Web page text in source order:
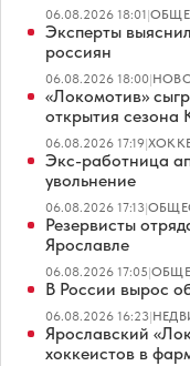
06.08.2026 18:01|
Эксперты
россиян
06.08.2026 18:00|
«Локомотив»
открытия сезона
06.08.2026 17:19|
Экс-работница
увольнение
06.08.2026 17:13|
Резервисты
Ярославле
06.08.2026 17:05|
В России вырос
06.08.2026 16:23|
Ярославский
хоккеистов в